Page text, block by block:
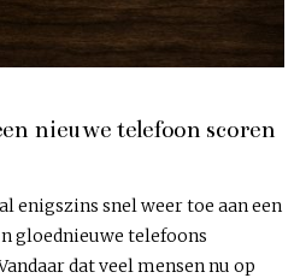
nieuwe telefoon scoren
enigszins snel weer toe aan een
gloednieuwe telefoons
dat veel mensen nu op